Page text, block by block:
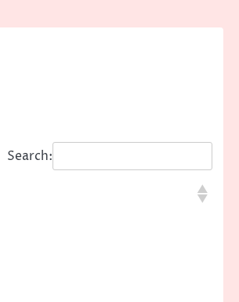
Search: